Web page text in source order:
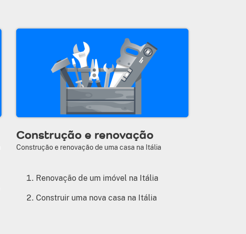
Construção e renovação
Construção e renovação de uma casa na Itália
Renovação de um imóvel na Itália
Construir uma nova casa na Itália